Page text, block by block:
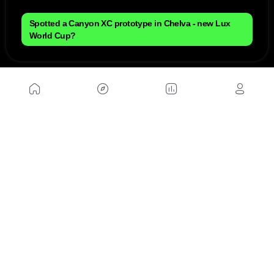
Spotted a Canyon XC prototype in Chelva - new Lux
World Cup?